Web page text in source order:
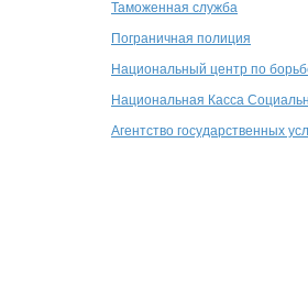
Таможенная служба
Пограничная полиция
Национальный центр по
Национальная Касса
Агентство государственных